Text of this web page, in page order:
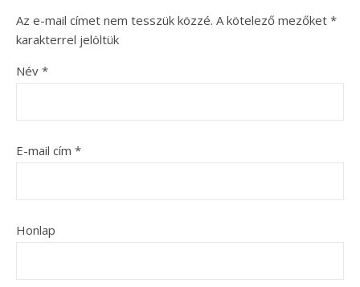
Az e-mail címet nem tesszük közzé. A kötelező mezőket *
karakterrel jelöltük
Név *
E-mail cím *
Honlap